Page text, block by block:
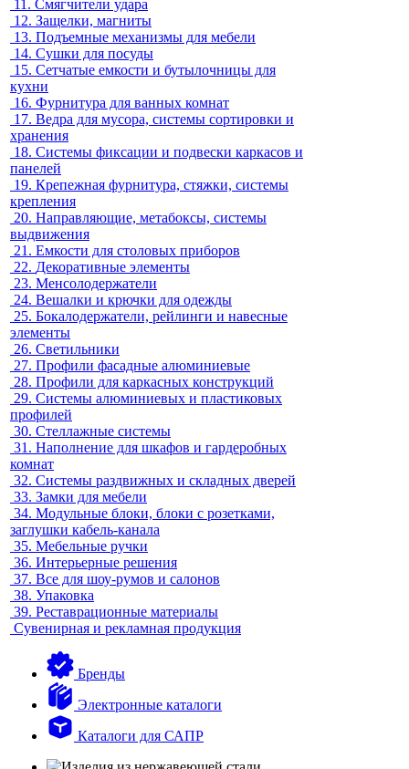
11. Смягчители удара
12. Защелки, магниты
13. Подъемные механизмы для мебели
14. Сушки для посуды
15. Сетчатые емкости и бутылочницы для
кухни
16. Фурнитура для ванных комнат
17. Ведра для мусора, системы сортировки и
хранения
18. Системы фиксации и подвески каркасов и
панелей
19. Крепежная фурнитура, стяжки, системы
крепления
20. Направляющие, метабоксы, системы
выдвижения
21. Емкости для столовых приборов
22. Декоративные элементы
23. Менсолодержатели
24. Вешалки и крючки для одежды
25. Бокалодержатели, рейлинги и навесные
элементы
26. Светильники
27. Профили фасадные алюминиевые
28. Профили для каркасных конструкций
29. Системы алюминиевых и пластиковых
профилей
30. Стеллажные системы
31. Наполнение для шкафов и гардеробных
комнат
32. Системы раздвижных и складных дверей
33. Замки для мебели
34. Модульные блоки, блоки с розетками,
заглушки кабель-канала
35. Мебельные ручки
36. Интерьерные решения
37. Все для шоу-румов и салонов
38. Упаковка
39. Реставрационные материалы
Сувенирная и рекламная продукция
Бренды
Электронные каталоги
Каталоги для САПР